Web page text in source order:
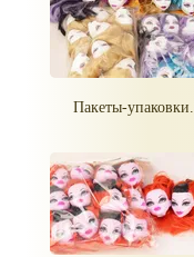
Пакеты-упаковки.